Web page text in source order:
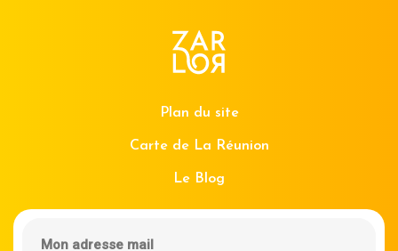
Plan du site
Carte de La Réunion
Le Blog